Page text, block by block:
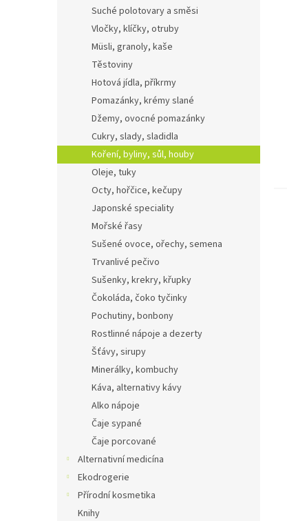
Suché polotovary a směsi
Vločky, klíčky, otruby
Müsli, granoly, kaše
Těstoviny
Hotová jídla, příkrmy
Pomazánky, krémy slané
Džemy, ovocné pomazánky
Cukry, slady, sladidla
Koření, byliny, sůl, houby
Oleje, tuky
Octy, hořčice, kečupy
Japonské speciality
Mořské řasy
Sušené ovoce, ořechy, semena
Trvanlivé pečivo
Sušenky, krekry, křupky
Čokoláda, čoko tyčinky
Pochutiny, bonbony
Rostlinné nápoje a dezerty
Šťávy, sirupy
Minerálky, kombuchy
Káva, alternativy kávy
Alko nápoje
Čaje sypané
Čaje porcované
Alternativní medicína
Ekodrogerie
Přírodní kosmetika
Knihy